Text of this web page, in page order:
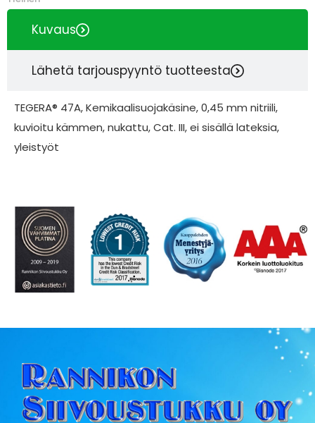
Kuvaus
Lähetä tarjouspyyntö tuotteesta
TEGERA® 47A, Kemikaalisuojakäsine, 0,45 mm nitriili,
kuvioitu kämmen, nukattu, Cat. III, ei sisällä lateksia,
yleistyöt